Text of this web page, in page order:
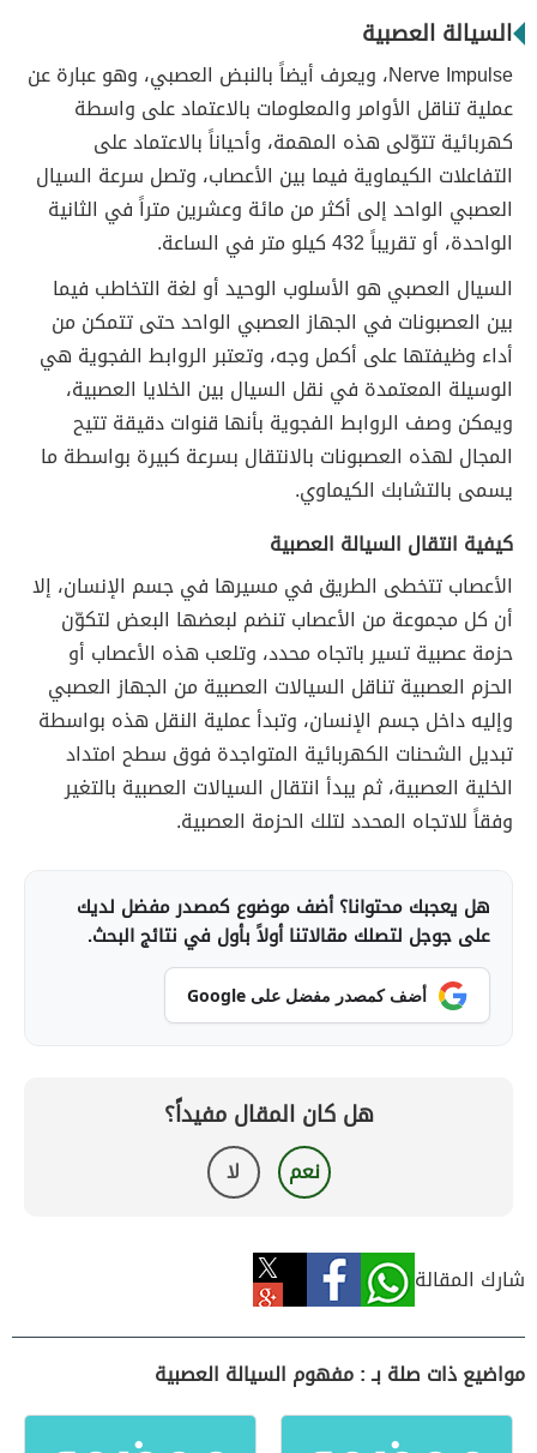
السيالة العصبية
Nerve Impulse، ويعرف أيضاً بالنبض العصبي، وهو عبارة عن
عملية تناقل الأوامر والمعلومات بالاعتماد على واسطة
كهربائية تتوّلى هذه المهمة، وأحياناً بالاعتماد على
التفاعلات الكيماوية فيما بين الأعصاب، وتصل سرعة السيال
العصبي الواحد إلى أكثر من مائة وعشرين متراً في الثانية
الواحدة، أو تقريباً 432 كيلو متر في الساعة.
السيال العصبي هو الأسلوب الوحيد أو لغة التخاطب فيما
بين العصبونات في الجهاز العصبي الواحد حتى تتمكن من
أداء وظيفتها على أكمل وجه، وتعتبر الروابط الفجوية هي
الوسيلة المعتمدة في نقل السيال بين الخلايا العصبية،
ويمكن وصف الروابط الفجوية بأنها قنوات دقيقة تتيح
المجال لهذه العصبونات بالانتقال بسرعة كبيرة بواسطة ما
يسمى بالتشابك الكيماوي.
كيفية انتقال السيالة العصبية
الأعصاب تتخطى الطريق في مسيرها في جسم الإنسان، إلا
أن كل مجموعة من الأعصاب تنضم لبعضها البعض لتكوّن
حزمة عصبية تسير باتجاه محدد، وتلعب هذه الأعصاب أو
الحزم العصبية تناقل السيالات العصبية من الجهاز العصبي
وإليه داخل جسم الإنسان، وتبدأ عملية النقل هذه بواسطة
تبديل الشحنات الكهربائية المتواجدة فوق سطح امتداد
الخلية العصبية، ثم يبدأ انتقال السيالات العصبية بالتغير
وفقاً للاتجاه المحدد لتلك الحزمة العصبية.
هل يعجبك محتوانا؟ أضف موضوع كمصدر مفضل لديك
على جوجل لتصلك مقالاتنا أولاً بأول في نتائج البحث.
أضف كمصدر مفضل على Google
هل كان المقال مفيداً؟
نعم لا
شارك المقالة
مواضيع ذات صلة بـ : مفهوم السيالة العصبية